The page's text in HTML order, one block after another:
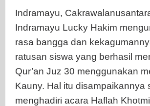
Indramayu,
Indramayu Lucky Hakim
rasa bangga dan
ratusan siswa yang berhasil
Qur’an Juz 30 menggunakan
Kauny. Hal itu disampaikannya
menghadiri acara Haflah